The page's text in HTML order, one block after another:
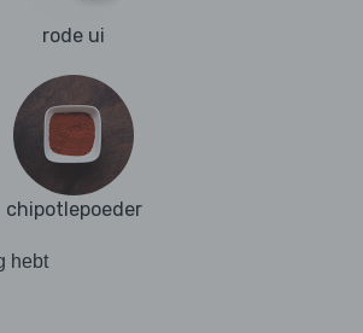
rode ui
chipotlepoeder
hebt